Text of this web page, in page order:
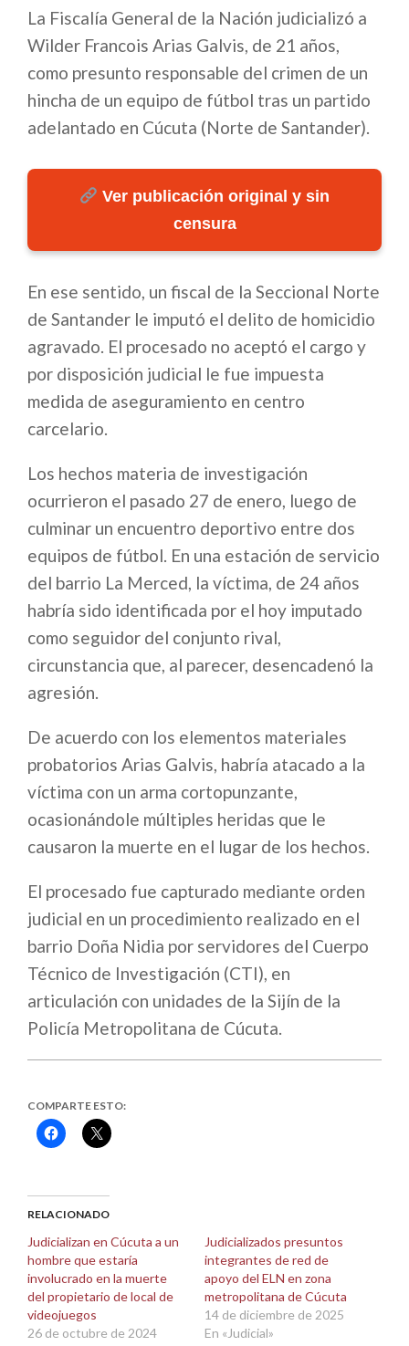
La Fiscalía General de la Nación judicializó a
Wilder Francois Arias Galvis, de 21 años,
como presunto responsable del crimen de un
hincha de un equipo de fútbol tras un partido
adelantado en Cúcuta (Norte de Santander).
Ver publicación original y sin
censura
En ese sentido, un fiscal de la Seccional Norte
de Santander le imputó el delito de homicidio
agravado. El procesado no aceptó el cargo y
por disposición judicial le fue impuesta
medida de aseguramiento en centro
carcelario.
Los hechos materia de investigación
ocurrieron el pasado 27 de enero, luego de
culminar un encuentro deportivo entre dos
equipos de fútbol. En una estación de servicio
del barrio La Merced, la víctima, de 24 años
habría sido identificada por el hoy imputado
como seguidor del conjunto rival,
circunstancia que, al parecer, desencadenó la
agresión.
De acuerdo con los elementos materiales
probatorios Arias Galvis, habría atacado a la
víctima con un arma cortopunzante,
ocasionándole múltiples heridas que le
causaron la muerte en el lugar de los hechos.
El procesado fue capturado mediante orden
judicial en un procedimiento realizado en el
barrio Doña Nidia por servidores del Cuerpo
Técnico de Investigación (CTI), en
articulación con unidades de la Sijín de la
Policía Metropolitana de Cúcuta.
COMPARTE ESTO:
Haz
clic
(Se
abre
una
ventana
nueva)
Haz
clic
(Se
abre
una
ventana
nueva)
RELACIONADO
Judicializan en Cúcuta a un
hombre que estaría
involucrado en la muerte
del propietario de local de
videojuegos
26 de octubre de 2024
Judicializados presuntos
integrantes de red de
apoyo del ELN en zona
metropolitana de Cúcuta
14 de diciembre de 2025
En «Judicial»